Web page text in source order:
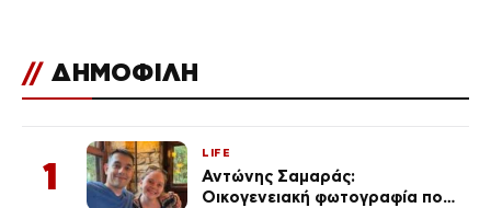
// ΔΗΜΟΦΙΛΗ
1
LIFE
Αντώνης Σαμαράς:
Οικογενειακή φωτογραφία που